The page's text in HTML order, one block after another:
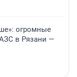
огромные
в Рязани —